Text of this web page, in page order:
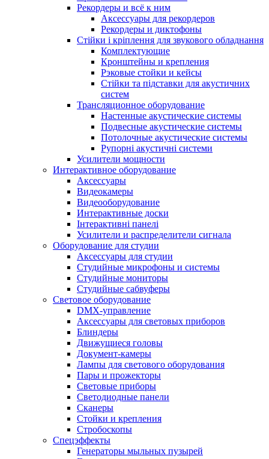
Рекордеры и всё к ним
Аксессуары для рекордеров
Рекордеры и диктофоны
Стійки і кріплення для звукового обладнання
Комплектующие
Кронштейны и крепления
Рэковые стойки и кейсы
Стійки та підставки для акустичних
систем
Трансляционное оборудование
Настенные акустические системы
Подвесные акустические системы
Потолочные акустические системы
Рупорні акустичні системи
Усилители мощности
Интерактивное оборудование
Аксессуары
Видеокамеры
Видеооборудование
Интерактивные доски
Інтерактивні панелі
Усилители и распределители сигнала
Оборудование для студии
Аксессуары для студии
Студийные микрофоны и системы
Студийные мониторы
Студийные сабвуферы
Световое оборудование
DMX-управление
Аксессуары для световых приборов
Блиндеры
Движущиеся головы
Документ-камеры
Лампы для светового оборудования
Пары и прожекторы
Световые приборы
Светодиодные панели
Сканеры
Стойки и крепления
Стробоскопы
Спецэффекты
Генераторы мыльных пузырей